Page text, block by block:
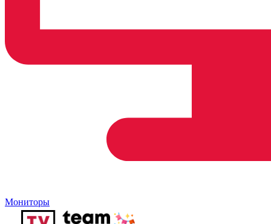
Мониторы